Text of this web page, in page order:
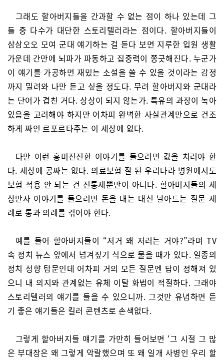
그래도 할아버지들을 간과할 수 없는 점이 하나 있는데 그
들 중 다수가 대단한 스토리텔러라는 점이다. 할아버지들이
삼삼오오 모여 군대 얘기하는 걸 듣다 보면 지루한 입원 생활
가운데 간만에 뇌파가 파동하고 집중력이 쫑긋해진다. 누군가
이 얘기를 가공하면 재밌는 소설을 쓸 수 있을 것이라는 감정
까지 밀려와 나만 듣고 싶을 정도다. 무려 할아버지와 군대라
는 단어가 겹친 거다. 상상이 되지 않는가. 특유의 과장이 녹아
있음을 고려해야 하지만 어차피 완벽한 사실관계만으로 건조
하게 짜인 르포르타주는 이 세상에 없다.
다만 이런 흥미진진한 이야기를 들으려면 값을 치러야 한
다. 세상에 공짜는 없다. 의료보험 잘 된 우리나라 병원에서도
보험 적용 안 되는 건 진통제뿐만이 아니다. 할아버지들의 세
상만사 이야기를 들으려면 돈을 내는 대신 날아드는 질문 세
례로 통과 의례를 겪어야 한다.
예를 들어 할아버지들이 “저거 왜 저러는 거야?”라며 TV
속 정치 뉴스 앞에서 넘겨짚기 식으로 물을 때가 있다. 일종의
정치 성향 탐문인데 어차피 거의 모든 질문엔 답이 정해져 있
으니 내 의지와 관계없는 유체 이탈 화법이 적절하다. 그래야
스토리텔러의 얘기를 들을 수 있으니까. 그것만 유념하면 듣
기 좋은 얘기들은 킬러 콘텐츠로 손색없다.
그렇게 할아버지들 얘기를 가만히 들어보면 ‘그 시절 그 많
은 부대장은 왜 그렇게 악랄했으며 또 왜 일개 사병인 우리 할